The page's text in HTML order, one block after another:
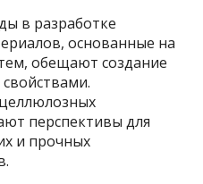
в разработке
основанные на
обещают создание
перспективы для
и прочных